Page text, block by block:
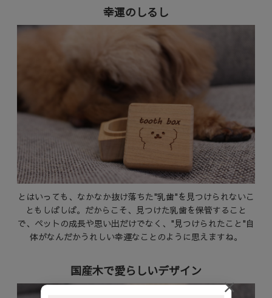
幸運のしるし
とはいっても、なかなか抜け落ちた"乳歯"を見つけられないこ
ともしばしば。だからこそ、見つけた乳歯を保管すること
で、ペットの成長や思い出だけでなく、"見つけられたこと"自
体がなんだかうれしい幸運なことのように思えますね。
国産木で愛らしいデザイン